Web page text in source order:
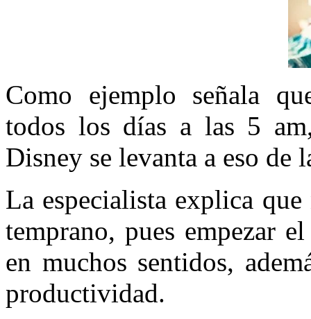
Como ejemplo señala
todos los días a las 5
Disney se levanta a eso de
La especialista explica
temprano, pues empezar
en muchos sentidos,
productividad.